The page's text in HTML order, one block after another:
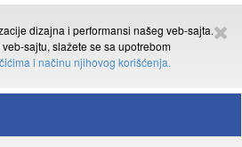
dizajna i performansi našeg veb-sajta.
sajtu, slažete se sa upotrebom
i načinu njihovog korišćenja.